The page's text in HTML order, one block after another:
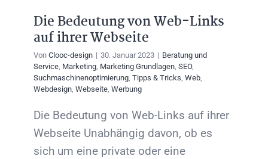
Die Bedeutung von Web-Links
auf ihrer Webseite
Von Clooc-design | 30. Januar 2023 | Beratung und
Service, Marketing, Marketing Grundlagen, SEO,
Suchmaschinenoptimierung, Tipps & Tricks, Web,
Webdesign, Webseite, Werbung
Die Bedeutung von Web-Links auf ihrer
Webseite Unabhängig davon, ob es
sich um eine private oder eine